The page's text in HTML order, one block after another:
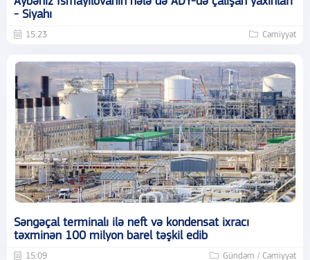
- Siyahı
15:23 Cəmiyyət
Səngəçal terminalı ilə neft və kondensat ixracı
təxminən 100 milyon barel təşkil edib
15:09 Gündəm / Cəmiyyət